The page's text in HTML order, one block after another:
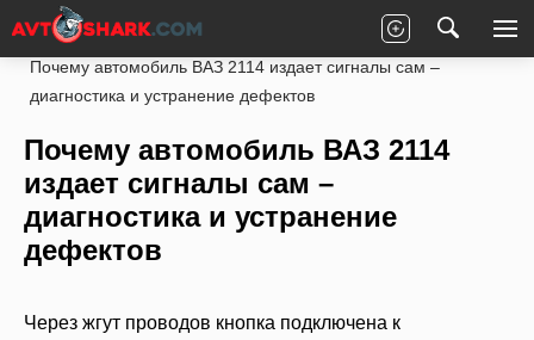
Главная LADA
Почему автомобиль ВАЗ 2114 издает сигналы сам –
диагностика и устранение дефектов
Почему автомобиль ВАЗ 2114
издает сигналы сам –
диагностика и устранение
дефектов
Через жгут проводов кнопка подключена к